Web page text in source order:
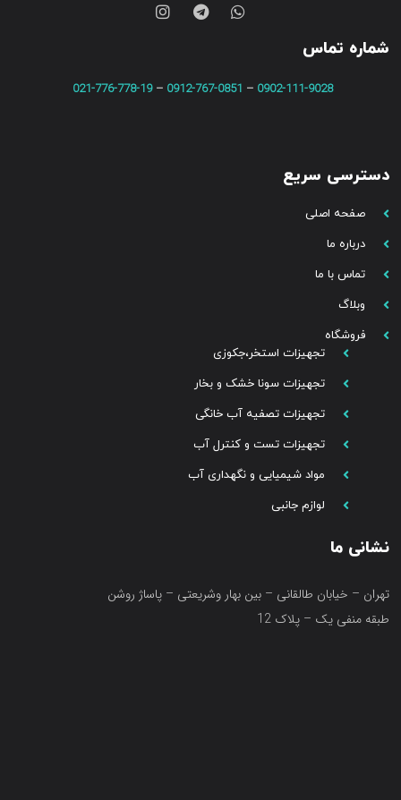
شماره تماس
0902-111-9028
–
0912-767-0851
–
021-776-778-19
دسترسی سریع
صفحه اصلی
درباره ما
تماس با ما
وبلاگ
فروشگاه
تجهیزات استخر،جکوزی
تجهیزات سونا خشک و بخار
تجهیزات تصفیه آب خانگی
تجهیزات تست و کنترل آب
مواد شیمیایی و نگهداری آب
لوازم جانبی
نشانی ما
تهران – خیابان طالقانی – بین بهار وشریعتی – پاساژ روشن
طبقه منفی یک – پلاک 12